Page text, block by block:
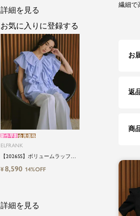
ELFRANK
【2026SS】ボリュームラッフル
チュニックブラウス Washable
新作早割会員価格
¥8,590 14%OFF
詳細を見る
お気に入りに登録する
詳細を見る
繊細で
お
返
商